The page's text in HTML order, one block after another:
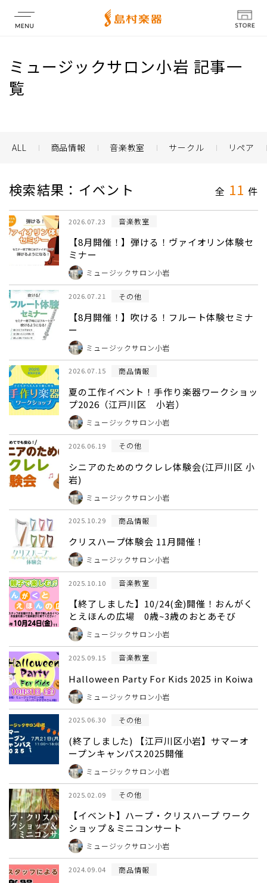
店舗情報
ミュージックサロン小岩 記事一
覧
ALL 商品情報 音楽教室 サークル リペア
検索結果：イベント 全 11 件
2026.07.23 音楽教室
【8月開催！】弾ける！ヴァイオリン体験セ
ミナー
ミュージックサロン小岩
2026.07.21 その他
【8月開催！】吹ける！フルート体験セミナ
ー
ミュージックサロン小岩
2026.07.15 商品情報
夏の工作イベント！手作り楽器ワークショッ
プ2026（江戸川区 小岩）
ミュージックサロン小岩
2026.06.19 その他
シニアのためのウクレレ体験会(江戸川区 小
岩)
ミュージックサロン小岩
2025.10.29 商品情報
クリスハープ体験会 11月開催！
ミュージックサロン小岩
2025.10.10 音楽教室
【終了しました】10/24(金)開催！おんがく
とえほんの広場 0歳~3歳のおとあそび
ミュージックサロン小岩
2025.09.15 音楽教室
Halloween Party For Kids 2025 in Koiwa
ミュージックサロン小岩
2025.06.30 その他
(終了しました) 【江戸川区小岩】サマーオ
ープンキャンパス2025開催
ミュージックサロン小岩
2025.02.09 その他
【イベント】ハープ・クリスハープ ワーク
ショップ＆ミニコンサート
ミュージックサロン小岩
2024.09.04 商品情報